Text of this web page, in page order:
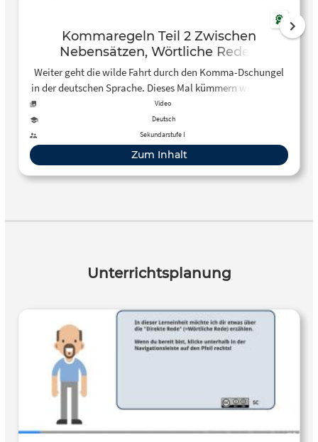
Kommaregeln Teil 2 Zwischen
Nebensätzen, Wörtliche Rede…
Weiter geht die wilde Fahrt durch den Komma-Dschungel
in der deutschen Sprache. Dieses Mal kümmern wir uns um
die Kommasetzung zwischen Nebensätzen, bei wörtlicher
Rede, näheren Bestimmungen, entgegengesetzten
Konjunktionen und hervorgehobenen Satzgliedern. Den
ersten Teil der Kommaregeln findet ihr hier:
http://www.youtube.com/watch?v=_fFM1h5DC0c
Video
Deutsch
Sekundarstufe I
Zum Inhalt
Unterrichtsplanung